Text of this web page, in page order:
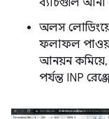
ব্যাচগুলি আনা
অলস
ফলাফল
আনয়ন কমিয়ে,
পর্যন্ত INP